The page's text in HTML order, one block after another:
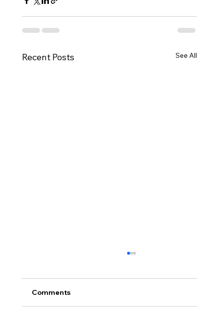
Recent Posts See All
오늘날 성도로서 올바른 신앙생활을 하는 데 걸
림돌이 되는 세 가지가 있습니다. 첫째는 안일주
Comments